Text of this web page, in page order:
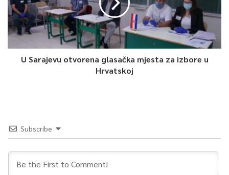
da taj imunitet možda i nije trajan. Važno je da to znamo i
sutra kad bude vakcina, hoće li ljudi trebati ili ne da se vakcinišu,
da li će trebati ili ne da se čuvaju – naglasio je direktor
goraždanskog Doma zdravlja.
U Sarajevu otvorena glasačka mjesta za izbore u
Hrvatskoj
Subscribe